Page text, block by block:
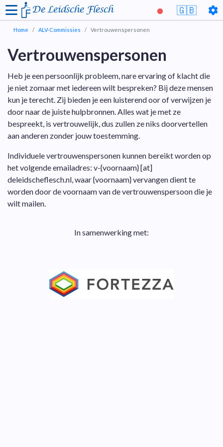
🇬🇧
De Leidsche Flesch
Home ALV-Commissies Vertrouwenspersonen
Vertrouwenspersonen
Heb je een persoonlijk probleem, nare ervaring of klacht die
je niet zomaar met iedereen wilt bespreken? Bij deze mensen
kun je terecht. Zij bieden je een luisterend oor of verwijzen je
door naar de juiste hulpbronnen. Alles wat je met ze
bespreekt, is vertrouwelijk, dus zullen ze niks doorvertellen
aan anderen zonder jouw toestemming.
Individuele vertrouwenspersonen kunnen bereikt worden op
het volgende emailadres: v-{voornaam} [at]
deleidscheflesch.nl, waar {voornaam} vervangen dient te
worden door de voornaam van de vertrouwenspersoon die je
wilt mailen.
In samenwerking met: